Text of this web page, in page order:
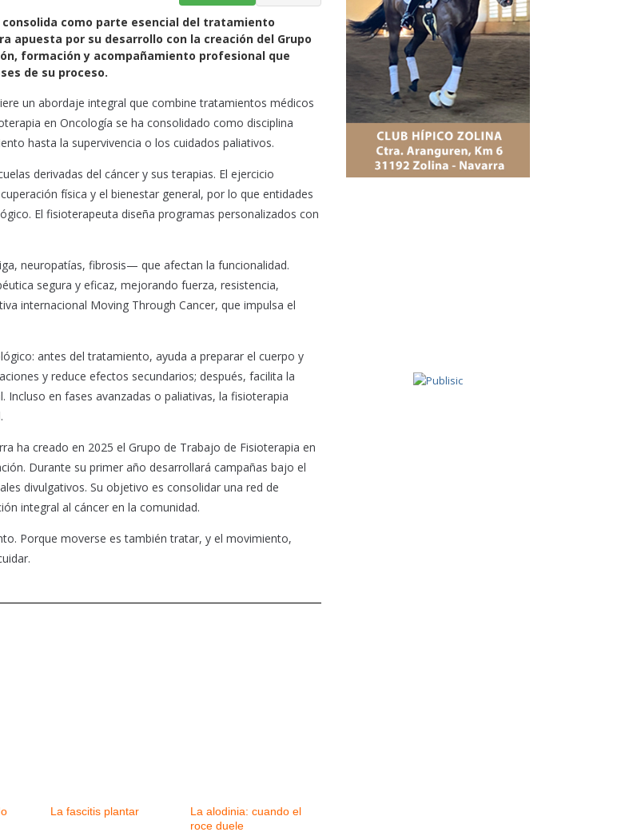
como parte esencial del tratamiento
apuesta por su desarrollo con la creación del Grupo
formación y acompañamiento profesional que
de su proceso.
un abordaje integral que combine tratamientos médicos
en Oncología se ha consolidado como disciplina
hasta la supervivencia o los cuidados paliativos.
derivadas del cáncer y sus terapias. El ejercicio
física y el bienestar general, por lo que entidades
El fisioterapeuta diseña programas personalizados con
neuropatías, fibrosis— que afectan la funcionalidad.
segura y eficaz, mejorando fuerza, resistencia,
internacional Moving Through Cancer, que impulsa el
antes del tratamiento, ayuda a preparar el cuerpo y
y reduce efectos secundarios; después, facilita la
en fases avanzadas o paliativas, la fisioterapia
ha creado en 2025 el Grupo de Trabajo de Fisioterapia en
Durante su primer año desarrollará campañas bajo el
divulgativos. Su objetivo es consolidar una red de
integral al cáncer en la comunidad.
Porque moverse es también tratar, y el movimiento,
La fascitis plantar
La alodinia: cuando el
roce duele